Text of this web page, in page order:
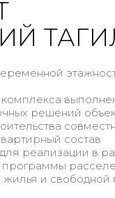
решений
состав
реализации в
программы
жилья и